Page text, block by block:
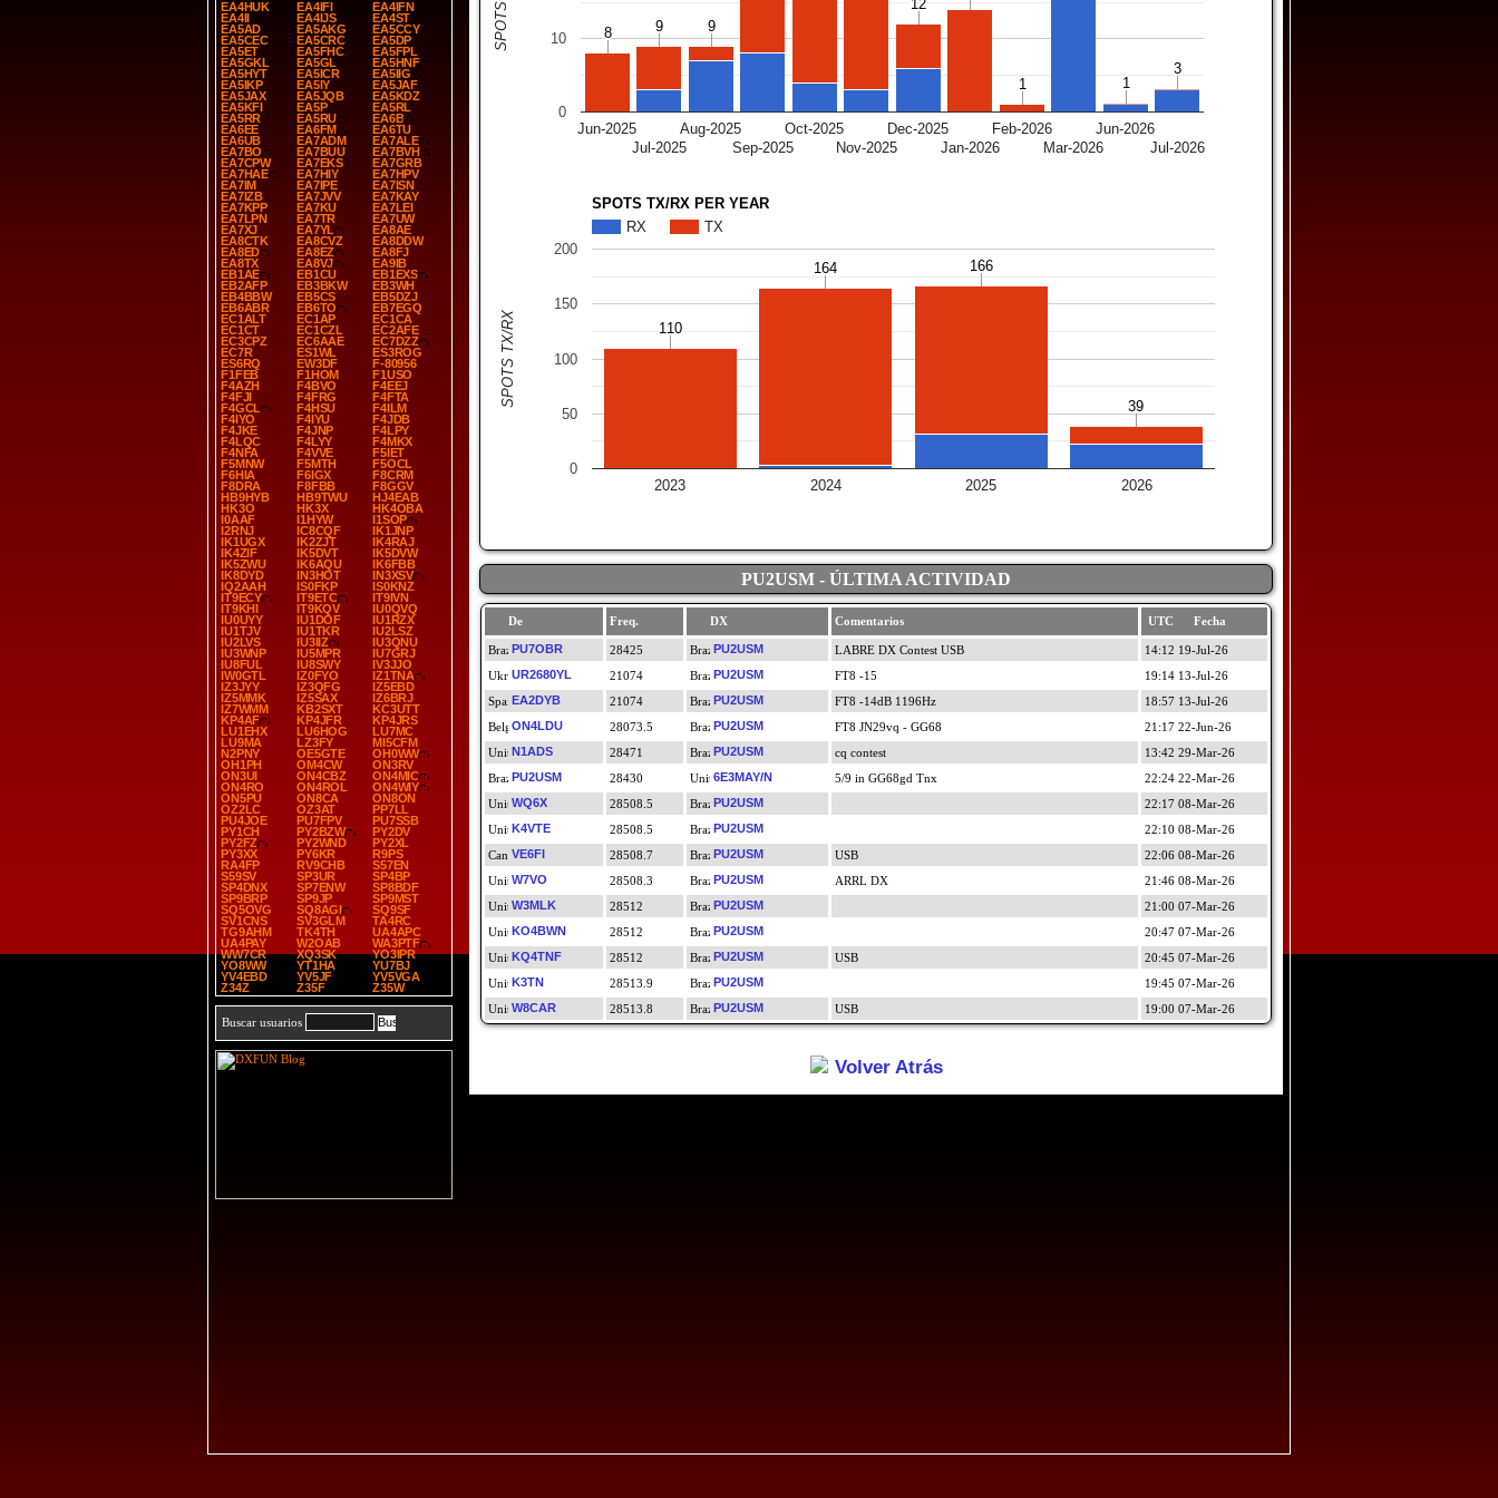
EA4HUK
EA4IFI
EA4IFN
EA4II
EA4IJS
EA4ST
EA5AD
EA5AKG
EA5CCY
EA5CEC
EA5CRC
EA5DP
EA5ET
EA5FHC
EA5FPL
EA5GKL
EA5GL
EA5HNF
EA5HYT
EA5ICR
EA5IIG
EA5IKP
EA5IY
EA5JAF
EA5JAX
EA5JQB
EA5KDZ
EA5KFI
EA5P
EA5RL
EA5RR
EA5RU
EA6B
EA6EE
EA6FM
EA6TU
EA6UB
EA7ADM
EA7ALE
EA7BO
EA7BUU
EA7BVH
EA7CPW
EA7EKS
EA7GRB
EA7HAE
EA7HIY
EA7HPV
EA7IM
EA7IPE
EA7ISN
EA7IZB
EA7JVV
EA7KAY
EA7KPP
EA7KU
EA7LEI
EA7LPN
EA7TR
EA7UW
EA7XJ
EA7YL
EA8AE
EA8CTK
EA8CVZ
EA8DDW
EA8ED
EA8EZ
EA8FJ
EA8TX
EA8VJ
EA9IB
EB1AE
EB1CU
EB1EXS
EB2AFP
EB3BKW
EB3WH
EB4BBW
EB5CS
EB5DZJ
EB6ABR
EB6TO
EB7EGQ
EC1ALT
EC1AP
EC1CA
EC1CT
EC1CZL
EC2AFE
EC3CPZ
EC6AAE
EC7DZZ
EC7R
ES1WL
ES3ROG
ES6RQ
EW3DF
F-80956
F1FEB
F1HOM
F1USO
F4AZH
F4BVO
F4EEJ
F4FJI
F4FRG
F4FTA
F4GCL
F4HSU
F4ILM
F4IYO
F4IYU
F4JDB
F4JKE
F4JNP
F4LPY
F4LQC
F4LYY
F4MKX
F4NFA
F4VVE
F5IET
F5MNW
F5MTH
F5OCL
F6HIA
F6IGX
F8CRM
F8DRA
F8FBB
F8GGV
HB9HYB
HB9TWU
HJ4EAB
HK3O
HK3X
HK4OBA
I0AAF
I1HYW
I1SOP
I2RNJ
IC8CQF
IK1JNP
IK1UGX
IK2ZJT
IK4RAJ
IK4ZIF
IK5DVT
IK5DVW
IK5ZWU
IK6AQU
IK6FBB
IK8DYD
IN3HOT
IN3XSV
IQ2AAH
IS0FKP
IS0KNZ
IT9ECY
IT9ETC
IT9IVN
IT9KHI
IT9KQV
IU0QVQ
IU0UYY
IU1DOF
IU1RZX
IU1TJV
IU1TKR
IU2LSZ
IU2LVS
IU3IIZ
IU3QNU
IU3WNP
IU5MPR
IU7GRJ
IU8FUL
IU8SWY
IV3JJO
IW0GTL
IZ0FYO
IZ1TNA
IZ3JYY
IZ3QFG
IZ5EBD
IZ5MMK
IZ5SAX
IZ6BRJ
IZ7WMM
KB2SXT
KC3UTT
KP4AF
KP4JFR
KP4JRS
LU1EHX
LU6HOG
LU7MC
LU9MA
LZ3FY
MI5CFM
N2PNY
OE5GTE
OH0WW
OH1PH
OM4CW
ON3RV
ON3UI
ON4CBZ
ON4MIC
ON4RO
ON4ROL
ON4WIY
ON5PU
ON8CA
ON8ON
OZ2LC
OZ3AT
PP7LL
PU4JOE
PU7FPV
PU7SSB
PY1CH
PY2BZW
PY2DV
PY2FZ
PY2WND
PY2XL
PY3XX
PY6KR
R9PS
RA4FP
RV9CHB
S57EN
S59SV
SP3UR
SP4BP
SP4DNX
SP7ENW
SP8BDF
SP9BRP
SP9JP
SP9MST
SQ5OVG
SQ8AGI
SQ9SF
SV1CNS
SV3GLM
TA4RC
TG9AHM
TK4TH
UA4APC
UA4PAY
W2OAB
WA3PTF
WW7CR
XQ3SK
YO3IPR
YO8WW
YT1HA
YU7BJ
YV4EBD
YV5JF
YV5VGA
Z34Z
Z35F Z35W
Buscar usuarios
Jun-2025
Jul-2025
Aug-2025
Sep-2025
Oct-2025
Nov-2025
Dec-2025
Jan-2026
Feb-2026
Mar-2026
Jun-2026
Jul-2026
0
10 8
8 9
9 9
9
12
12
1
1 1
1
3
3
SPOTS TX/RX PER YEAR
RX
TX
2023 2024 2025 2026
0
50
100
150
200
110
110
164
164 166
166
39
39
SPOTS TX/RX
PU2USM - ÚLTIMA ACTIVIDAD
De Freq. DX Comentarios UTC Fecha
PU7OBR 28425 PU2USM LABRE DX Contest USB
14:12 19-Jul-26
UR2680YL
21074 PU2USM FT8 -15
19:14 13-Jul-26
EA2DYB
21074 PU2USM FT8 -14dB 1196Hz
18:57 13-Jul-26
ON4LDU
28073.5 PU2USM FT8 JN29vq - GG68
21:17 22-Jun-26
N1ADS
28471 PU2USM cq contest
13:42 29-Mar-26
PU2USM
28430 6E3MAY/N 5/9 in GG68gd Tnx
22:24 22-Mar-26
WQ6X
28508.5 PU2USM
22:17 08-Mar-26
K4VTE
28508.5 PU2USM
22:10 08-Mar-26
VE6FI
28508.7 PU2USM USB
22:06 08-Mar-26
W7VO
28508.3 PU2USM ARRL DX
21:46 08-Mar-26
W3MLK
28512 PU2USM
21:00 07-Mar-26
KO4BWN
28512 PU2USM
20:47 07-Mar-26
KQ4TNF
28512 PU2USM USB
20:45 07-Mar-26
K3TN
28513.9 PU2USM
19:45 07-Mar-26
W8CAR
28513.8 PU2USM USB 19:00 07-Mar-26
Volver Atrás